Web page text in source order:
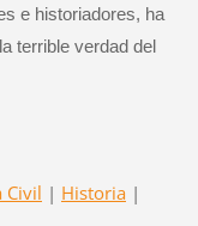
e historiadores, ha
terrible verdad del
Civil | Historia |